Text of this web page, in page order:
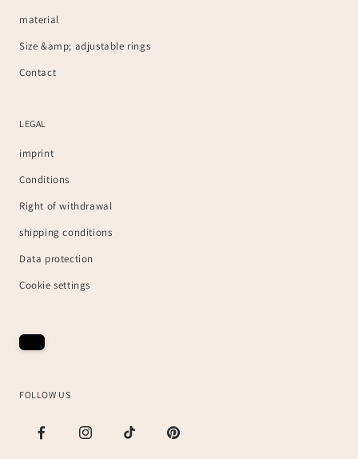
material
Size &amp; adjustable rings
Contact
LEGAL
imprint
Conditions
Right of withdrawal
shipping conditions
Data protection
Cookie settings
FOLLOW US
FacebookInstagramTikTok Pinterest